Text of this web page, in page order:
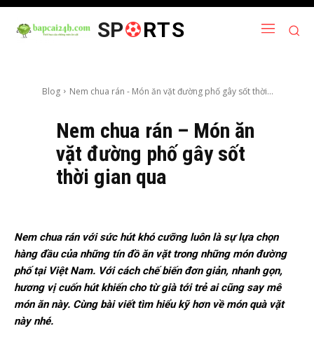
SP RTS
Blog Nem chua rán - Món ăn vặt đường phố gây sốt thời...
Nem chua rán – Món ăn
vặt đường phố gây sốt
thời gian qua
Nem chua rán với sức hút khó cưỡng luôn là sự lựa chọn
hàng đầu của những tín đồ ăn vặt trong những món đường
phố tại Việt Nam. Với cách chế biến đơn giản, nhanh gọn,
hương vị cuốn hút khiến cho từ già tới trẻ ai cũng say mê
món ăn này. Cùng bài viết tìm hiểu kỹ hơn về món quà vặt
này nhé.